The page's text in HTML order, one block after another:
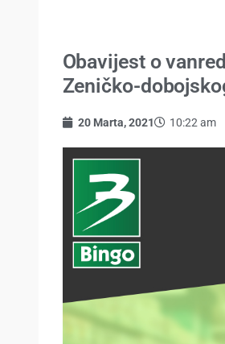
Obavijest o
Zeničko-
20 Marta, 2021 10:22 am